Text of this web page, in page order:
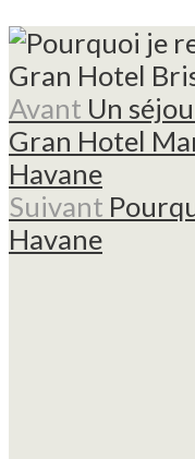
Avant Un
Gran Hotel
Havane
Suivant
Havane